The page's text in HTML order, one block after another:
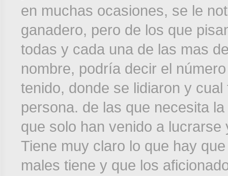
en muchas ocasiones, se le
ganadero, pero de los que
todas y cada una de las mas
nombre, podría decir el
tenido, donde se lidiaron y
persona. de las que necesita
que solo han venido a
Tiene muy claro lo que hay
males tiene y que los